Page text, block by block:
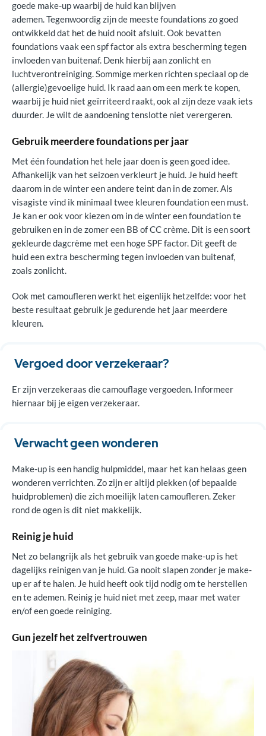
goede make-up waarbij de huid kan blijven
ademen. Tegenwoordig zijn de meeste foundations zo goed
ontwikkeld dat het de huid nooit afsluit. Ook bevatten
foundations vaak een spf factor als extra bescherming tegen
invloeden van buitenaf. Denk hierbij aan zonlicht en
luchtverontreiniging. Sommige merken richten speciaal op de
(allergie)gevoelige huid. Ik raad aan om een merk te kopen,
waarbij je huid niet geïrriteerd raakt, ook al zijn deze vaak iets
duurder. Je wilt de aandoening tenslotte niet verergeren.
Gebruik meerdere foundations per jaar
Met één foundation het hele jaar doen is geen goed idee.
Afhankelijk van het seizoen verkleurt je huid. Je huid heeft
daarom in de winter een andere teint dan in de zomer. Als
visagiste vind ik minimaal twee kleuren foundation een must.
Je kan er ook voor kiezen om in de winter een foundation te
gebruiken en in de zomer een BB of CC crème. Dit is een soort
gekleurde dagcrème met een hoge SPF factor. Dit geeft de
huid een extra bescherming tegen invloeden van buitenaf,
zoals zonlicht.
Ook met camoufleren werkt het eigenlijk hetzelfde: voor het
beste resultaat gebruik je gedurende het jaar meerdere
kleuren.
Vergoed door verzekeraar?
Er zijn verzekeraas die camouflage vergoeden. Informeer
hiernaar bij je eigen verzekeraar.
Verwacht geen wonderen
Make-up is een handig hulpmiddel, maar het kan helaas geen
wonderen verrichten. Zo zijn er altijd plekken (of bepaalde
huidproblemen) die zich moeilijk laten camoufleren. Zeker
rond de ogen is dit niet makkelijk.
Reinig je huid
Net zo belangrijk als het gebruik van goede make-up is het
dagelijks reinigen van je huid. Ga nooit slapen zonder je make-
up er af te halen. Je huid heeft ook tijd nodig om te herstellen
en te ademen. Reinig je huid niet met zeep, maar met water
en/of een goede reiniging.
Gun jezelf het zelfvertrouwen